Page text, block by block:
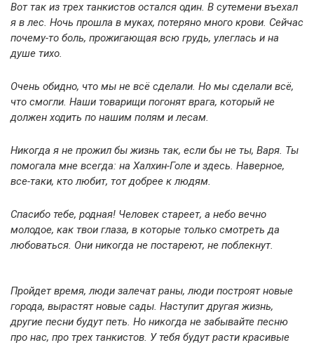
Вот так из трех танкистов остался один. В сутемени въехал
я в лес. Ночь прошла в муках, потеряно много крови. Сейчас
почему-то боль, прожигающая всю грудь, улеглась и на
душе тихо.
Очень обидно, что мы не всё сделали. Но мы сделали всё,
что смогли. Наши товарищи погонят врага, который не
должен ходить по нашим полям и лесам.
Никогда я не прожил бы жизнь так, если бы не ты, Варя. Ты
помогала мне всегда: на Халхин-Голе и здесь. Наверное,
все-таки, кто любит, тот добрее к людям.
Спасибо тебе, родная! Человек стареет, а небо вечно
молодое, как твои глаза, в которые только смотреть да
любоваться. Они никогда не постареют, не поблекнут.
Пройдет время, люди залечат раны, люди построят новые
города, вырастят новые сады. Наступит другая жизнь,
другие песни будут петь. Но никогда не забывайте песню
про нас, про трех танкистов. У тебя будут расти красивые